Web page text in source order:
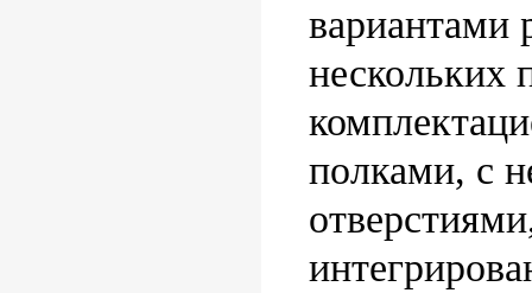
вариантами
нескольких
полками, с